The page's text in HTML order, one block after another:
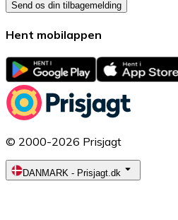
Send os din tilbagemelding
Hent mobilappen
© 2000-2026 Prisjagt
DANMARK - Prisjagt.dk